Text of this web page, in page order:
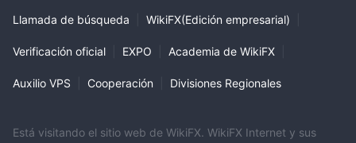
Llamada de búsqueda WikiFX(Edición empresarial)
Verificación oficial EXPO Academia de WikiFX
Auxilio VPS Cooperación Divisiones Regionales
Está visitando el sitio web de WikiFX. WikiFX Internet y sus